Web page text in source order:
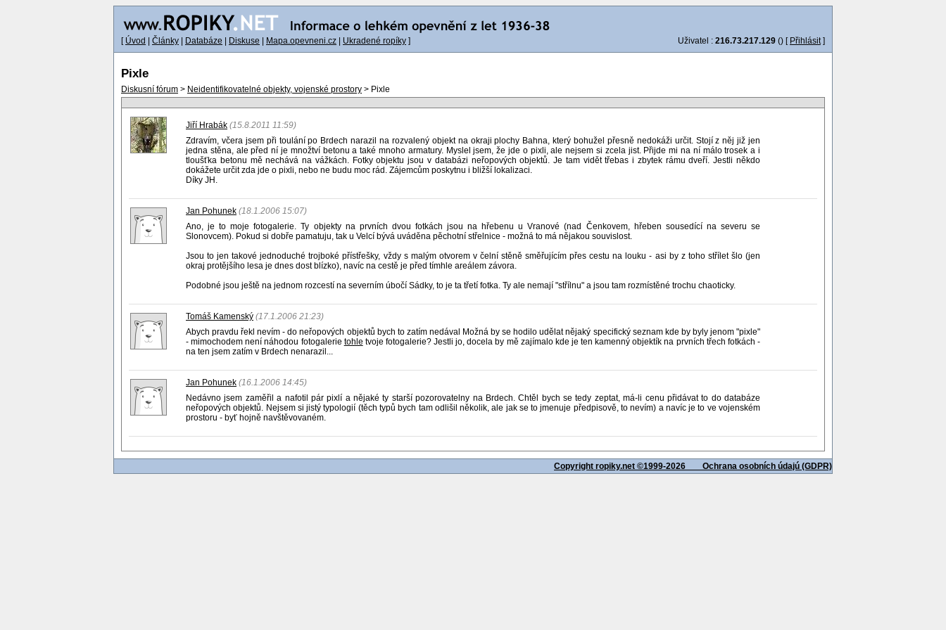
[ Úvod Články Databáze Diskuse Mapa.opevneni.cz Ukradené ropíky ] Uživatel : 216.73.217.129 () [ Přihlásit]
Pixle
Diskusní fórum > Neidentifikovatelné objekty, vojenské prostory > Pixle
Jiří Hrabák (15.8.2011 11:59)
Zdravím, včera jsem při toulání po Brdech narazil na rozvalený objekt na okraji plochy Bahna, který bohužel přesně nedokáži určit. Stojí z něj již jen
jedna stěna, ale před ní je množtví betonu a také mnoho armatury. Myslel jsem, že jde o pixli, ale nejsem si zcela jist. Přijde mi na ní málo trosek a i
tloušťka betonu mě nechává na vážkách. Fotky objektu jsou v databázi neřopových objektů. Je tam vidět třebas i zbytek rámu dveří. Jestli někdo
dokážete určit zda jde o pixli, nebo ne budu moc rád. Zájemcům poskytnu i bližší lokalizaci.
Díky JH.
Jan Pohunek (18.1.2006 15:07)
Ano, je to moje fotogalerie. Ty objekty na prvních dvou fotkách jsou na hřebenu u Vranové (nad Čenkovem, hřeben sousedící na severu se
Slonovcem). Pokud si dobře pamatuju, tak u Velcí bývá uváděna pěchotní střelnice - možná to má nějakou souvislost.
Jsou to jen takové jednoduché trojboké přístřešky, vždy s malým otvorem v čelní stěně směřujícím přes cestu na louku - asi by z toho střílet šlo (jen
okraj protějšího lesa je dnes dost blízko), navíc na cestě je před tímhle areálem závora.
Podobné jsou ještě na jednom rozcestí na severním úbočí Sádky, to je ta třetí fotka. Ty ale nemají "střílnu" a jsou tam rozmístěné trochu chaoticky.
Tomáš Kamenský (17.1.2006 21:23)
Abych pravdu řekl nevím - do neřopových objektů bych to zatím nedával Možná by se hodilo udělat nějaký specifický seznam kde by byly jenom "pixle"
- mimochodem není náhodou fotogalerie tohle tvoje fotogalerie? Jestli jo, docela by mě zajímalo kde je ten kamenný objektík na prvních třech fotkách -
na ten jsem zatím v Brdech nenarazil...
Jan Pohunek (16.1.2006 14:45)
Nedávno jsem zaměřil a nafotil pár pixlí a nějaké ty starší pozorovatelny na Brdech. Chtěl bych se tedy zeptat, má-li cenu přidávat to do databáze
neřopových objektů. Nejsem si jistý typologií (těch typů bych tam odlišil několik, ale jak se to jmenuje předpisově, to nevím) a navíc je to ve vojenském
prostoru - byť hojně navštěvovaném.
Copyright ropiky.net ©1999-2026 Ochrana osobních údajú (GDPR)